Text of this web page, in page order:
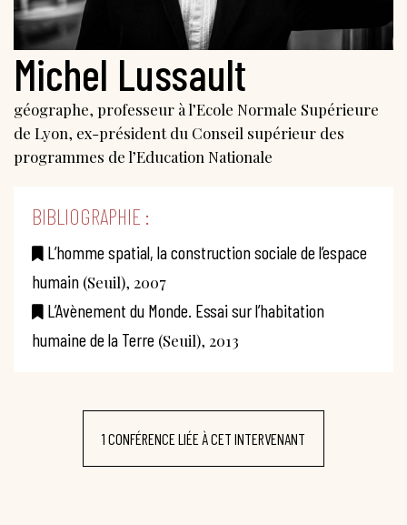
Michel Lussault
géographe, professeur à l’Ecole Normale Supérieure
de Lyon, ex-président du Conseil supérieur des
programmes de l’Education Nationale
BIBLIOGRAPHIE :
L’homme spatial, la construction sociale de l’espace
humain (Seuil), 2007
L’Avènement du Monde. Essai sur l’habitation
humaine de la Terre (Seuil), 2013
1 CONFÉRENCE LIÉE À CET INTERVENANT